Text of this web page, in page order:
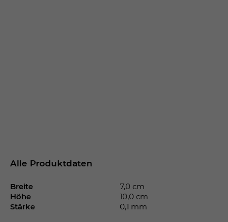
Alle Produktdaten
Breite
7,0 cm
Höhe
10,0 cm
Stärke
0,1 mm